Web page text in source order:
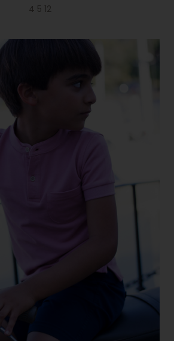
4 5 12